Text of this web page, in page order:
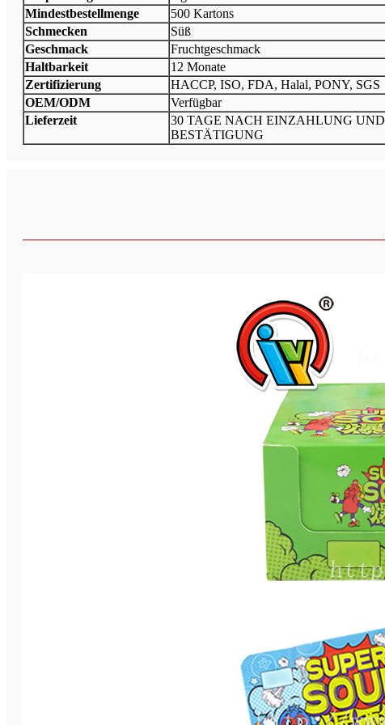
Mindestbestellmenge
500 Kartons
Schmecken
Süß
Geschmack
Fruchtgeschmack
Haltbarkeit
12 Monate
Zertifizierung
HACCP, ISO, FDA, Halal, PONY, SGS
OEM/ODM
Verfügbar
Lieferzeit
30 TAGE NACH EINZAHLUNG UND
BESTÄTIGUNG